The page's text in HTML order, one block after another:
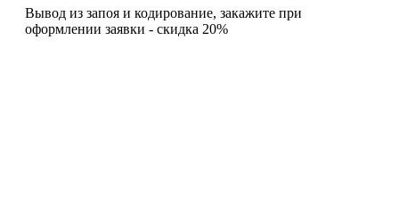
Вывод из запоя и кодирование, закажите при
оформлении заявки - скидка 20%